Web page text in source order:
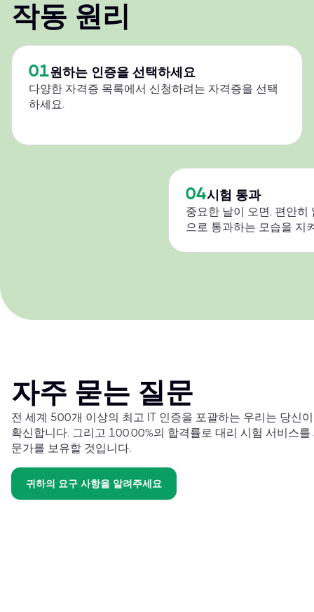
작동 원리
01원하는 인증을 선택하세요
다양한 자격증 목록에서 신청하려는 자격증을 선택
하세요.
04시험 통과
중요한 날이 오면, 편안
으로 통과하는 모습을 지
자주 묻는 질문
전 세계 500개 이상의 최고 IT 인증을 포괄하는 우리는 당신
확신합니다. 그리고 100.00%의 합격률로 대리 시험 서비스
문가를 보유할 것입니다.
귀하의 요구 사항을 알려주세요